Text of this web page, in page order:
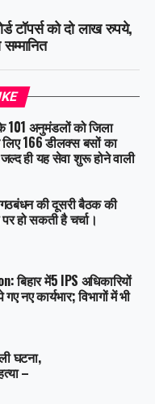
टॉपर्स को दो लाख रुपये,
101 अनुमंडलों को जिला
166 डीलक्स बसों का
ही यह सेवा शुरू होने वाली
की दूसरी बैठक की
हो सकती है चर्चा।
बिहार में5 IPS अधिकारियों
नए कार्यभार; विभागों में भी
घटना,
–